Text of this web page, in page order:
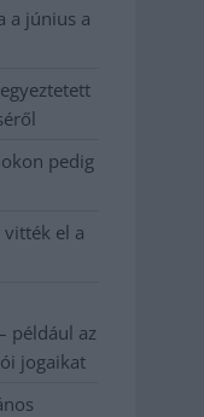
a június a
pedig
el a
például az
jogaikat